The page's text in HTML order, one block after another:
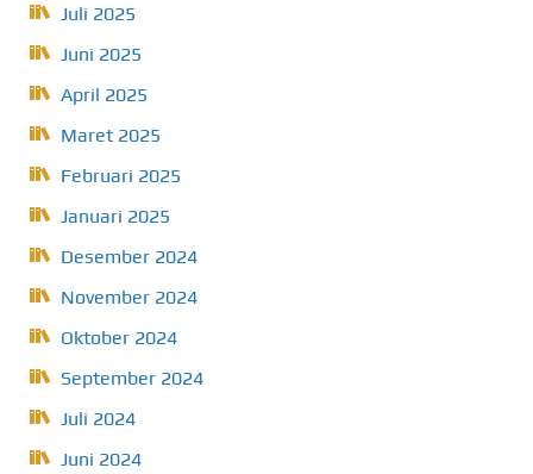
Juli 2025
Juni 2025
April 2025
Maret 2025
Februari 2025
Januari 2025
Desember 2024
November 2024
Oktober 2024
September 2024
Juli 2024
Juni 2024